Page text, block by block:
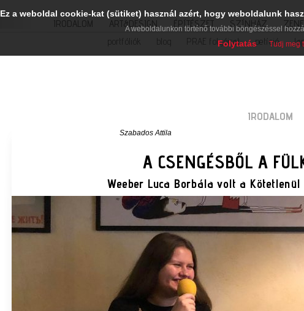
IRODALOM ART&DESIGN ÉPÍTÉSZET SZÍNHÁZ ZENE
portfóliók
blog PRAE folyóirat petíció
IRODALOM
Szabados Attila
A CSENGÉSBŐL A
Weeber Luca Borbála volt a
Ez a weboldal cookie-kat (sütiket) használ azért, hogy weboldalunk
A weboldalunkon történő további böngészéssel
Folytatás Tudj meg